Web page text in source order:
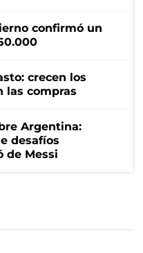
confirmó un
crecen los
las compras
Argentina:
desafíos
de Messi